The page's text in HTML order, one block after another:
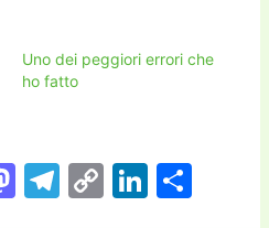
Uno dei peggiori errori che
ho fatto
M T
C
Li